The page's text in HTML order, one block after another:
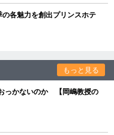
各魅力を創出プリンスホテ
もっと見る
っかないのか 【岡嶋教授の